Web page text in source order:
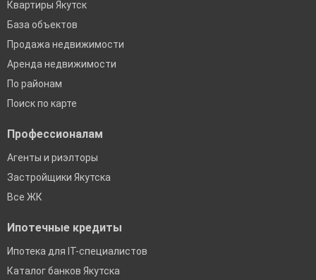
Квартиры Якутск
База объектов
Продажа недвижимости
Аренда недвижимости
По районам
Поиск по карте
Профессионалам
Агенты и риэлторы
Застройщики Якутска
Все ЖК
Ипотечные кредиты
Ипотека для IT-специалистов
Каталог банков Якутска